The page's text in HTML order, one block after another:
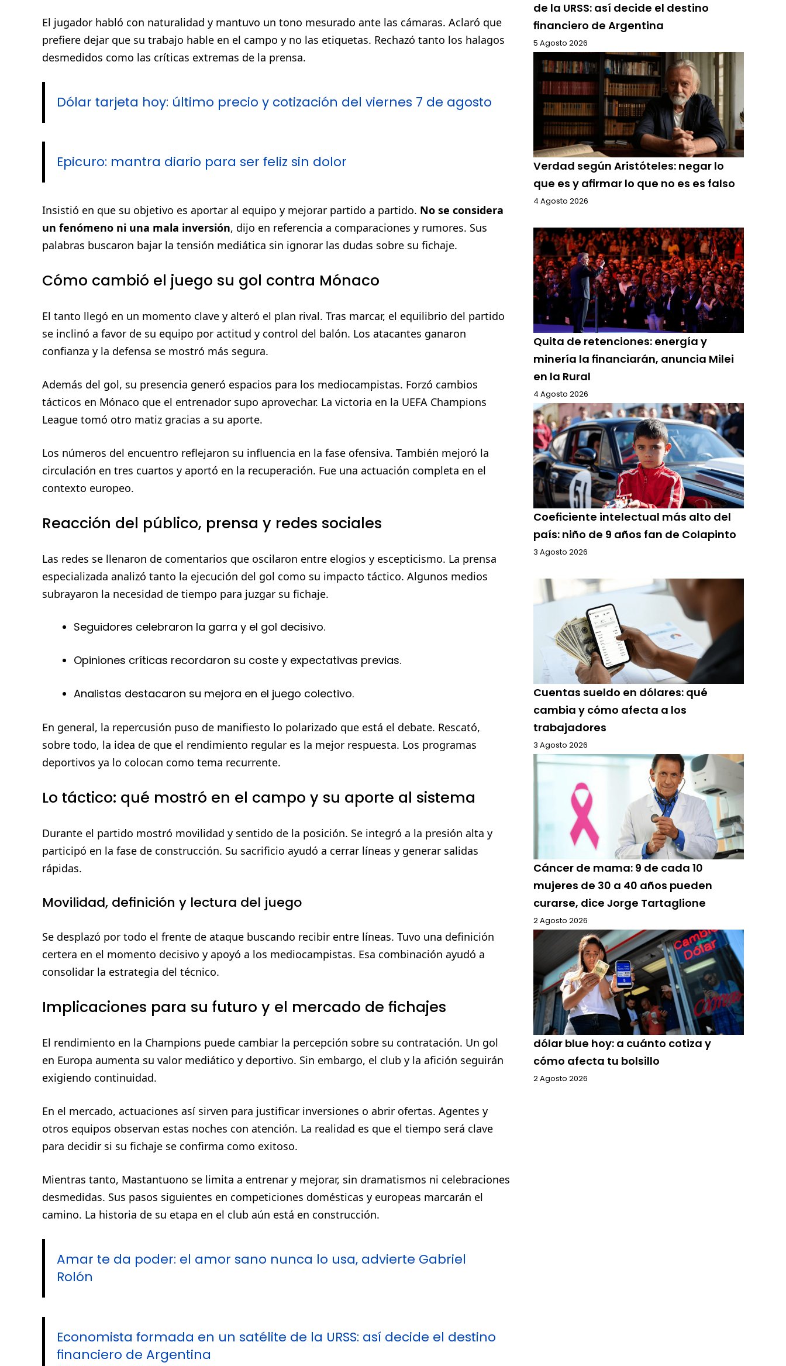
El jugador habló con naturalidad y mantuvo un tono mesurado ante las cámaras. Aclaró que
prefiere dejar que su trabajo hable en el campo y no las etiquetas. Rechazó tanto los halagos
desmedidos como las críticas extremas de la prensa.
Dólar tarjeta hoy: último precio y cotización del viernes 7 de agosto
Epicuro: mantra diario para ser feliz sin dolor
Insistió en que su objetivo es aportar al equipo y mejorar partido a partido. No se considera
un fenómeno ni una mala inversión, dijo en referencia a comparaciones y rumores. Sus
palabras buscaron bajar la tensión mediática sin ignorar las dudas sobre su fichaje.
Cómo cambió el juego su gol contra Mónaco
El tanto llegó en un momento clave y alteró el plan rival. Tras marcar, el equilibrio del partido
se inclinó a favor de su equipo por actitud y control del balón. Los atacantes ganaron
confianza y la defensa se mostró más segura.
Además del gol, su presencia generó espacios para los mediocampistas. Forzó cambios
tácticos en Mónaco que el entrenador supo aprovechar. La victoria en la UEFA Champions
League tomó otro matiz gracias a su aporte.
Los números del encuentro reflejaron su influencia en la fase ofensiva. También mejoró la
circulación en tres cuartos y aportó en la recuperación. Fue una actuación completa en el
contexto europeo.
Reacción del público, prensa y redes sociales
Las redes se llenaron de comentarios que oscilaron entre elogios y escepticismo. La prensa
especializada analizó tanto la ejecución del gol como su impacto táctico. Algunos medios
subrayaron la necesidad de tiempo para juzgar su fichaje.
Seguidores celebraron la garra y el gol decisivo.
Opiniones críticas recordaron su coste y expectativas previas.
Analistas destacaron su mejora en el juego colectivo.
En general, la repercusión puso de manifiesto lo polarizado que está el debate. Rescató,
sobre todo, la idea de que el rendimiento regular es la mejor respuesta. Los programas
deportivos ya lo colocan como tema recurrente.
Lo táctico: qué mostró en el campo y su aporte al sistema
Durante el partido mostró movilidad y sentido de la posición. Se integró a la presión alta y
participó en la fase de construcción. Su sacrificio ayudó a cerrar líneas y generar salidas
rápidas.
Movilidad, definición y lectura del juego
Se desplazó por todo el frente de ataque buscando recibir entre líneas. Tuvo una definición
certera en el momento decisivo y apoyó a los mediocampistas. Esa combinación ayudó a
consolidar la estrategia del técnico.
Implicaciones para su futuro y el mercado de fichajes
El rendimiento en la Champions puede cambiar la percepción sobre su contratación. Un gol
en Europa aumenta su valor mediático y deportivo. Sin embargo, el club y la afición seguirán
exigiendo continuidad.
En el mercado, actuaciones así sirven para justificar inversiones o abrir ofertas. Agentes y
otros equipos observan estas noches con atención. La realidad es que el tiempo será clave
para decidir si su fichaje se confirma como exitoso.
Mientras tanto, Mastantuono se limita a entrenar y mejorar, sin dramatismos ni celebraciones
desmedidas. Sus pasos siguientes en competiciones domésticas y europeas marcarán el
camino. La historia de su etapa en el club aún está en construcción.
Amar te da poder: el amor sano nunca lo usa, advierte Gabriel
Rolón
Economista formada en un satélite de la URSS: así decide el destino
financiero de Argentina
de la URSS: así decide el destino
financiero de Argentina
5 Agosto 2026
Verdad según Aristóteles: negar lo
que es y afirmar lo que no es es falso
4 Agosto 2026
Quita de retenciones: energía y
minería la financiarán, anuncia Milei
en la Rural
4 Agosto 2026
Coeficiente intelectual más alto del
país: niño de 9 años fan de Colapinto
3 Agosto 2026
Cuentas sueldo en dólares: qué
cambia y cómo afecta a los
trabajadores
3 Agosto 2026
Cáncer de mama: 9 de cada 10
mujeres de 30 a 40 años pueden
curarse, dice Jorge Tartaglione
2 Agosto 2026
dólar blue hoy: a cuánto cotiza y
cómo afecta tu bolsillo
2 Agosto 2026